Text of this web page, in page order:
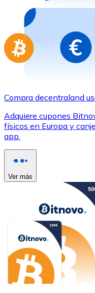
Compra tarjetas
Ir a la tienda de
Compra decentraland
Adquiere cupones
físicos en Europa y
app.
Ver más